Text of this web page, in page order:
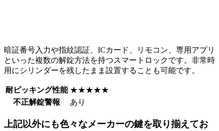
暗証番号入力や指紋認証、ICカード、リモコン、専用アプリ
といった複数の解錠方法を持つスマートロックです。非常時
用にシリンダーを残したまま設置することも可能です。
耐ピッキング性能 ★★★★★
不正解錠警報
あり
上記以外にも色々なメーカーの鍵を取り揃えてお